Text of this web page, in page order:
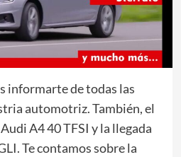
informarte de todas las
automotriz. También, el
A4 40 TFSI y la llegada
Te contamos sobre la